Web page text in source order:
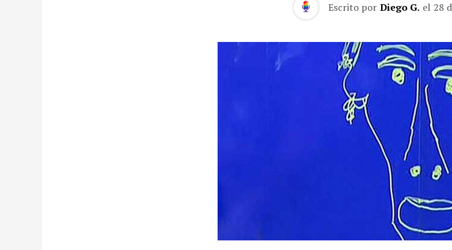
Escrito por Diego G. el 28